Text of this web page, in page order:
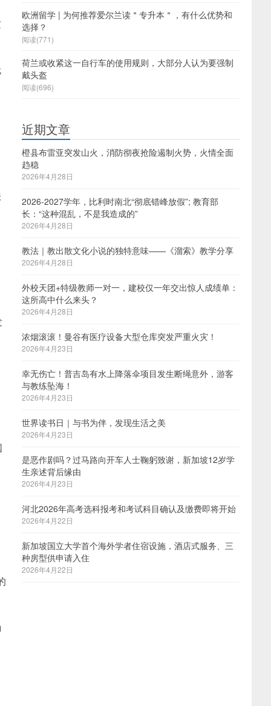
欧洲留学 | 为何推荐爱尔兰读＂专升本＂，有什么优势和
选择？
阅读(771)
荷兰或收紧这一自行车的使用规则，大部分人认为要强制
戴头盔
阅读(696)
近期文章
橙县布雷亚突发山火，消防彻夜抢险遏制火势，火情全面
趋稳
2026年4月28日
2026-2027学年，比利时南北“彻底错峰放假”; 教育部
长：“这种混乱，不是我造成的”
2026年4月28日
教法｜教出散文化小说的独特意味——《溜索》教学分享
2026年4月28日
外校天团+特级教师一对一，建校仅一年交出惊人成绩单：
这所高中什么来头？
2026年4月28日
浓烟滚滚！曼谷有医疗设备大型仓库突发严重火灾！
2026年4月23日
幸无伤亡！普吉岛有水上降落伞项目发生断绳意外，游客
与教练坠海！
2026年4月23日
世界读书日｜与书为伴，发现生活之美
2026年4月23日
是恶作剧吗？过马路向开车人士鞠躬致谢，新加坡12岁学
生亲述背后缘由
2026年4月23日
河北2026年高考选科报考和考试科目确认及缴费即将开始
2026年4月22日
新加坡国立大学首个海外学者住宿设施，酒店式服务、三
种房型供申请入住
2026年4月22日